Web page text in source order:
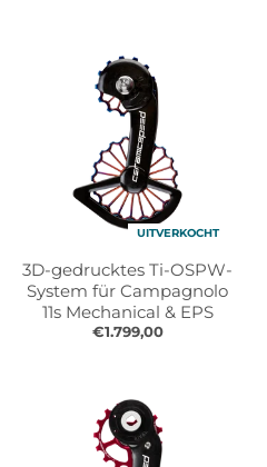
UITVERKOCHT
3D-gedrucktes Ti-OSPW-
System für Campagnolo
11s Mechanical & EPS
€1.799,00